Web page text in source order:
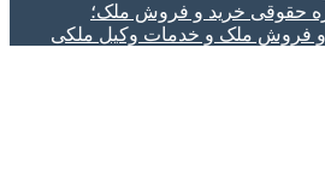
حقوقی خرید و فروش ملک؛
و فروش ملک و خدمات وکیل ملکی